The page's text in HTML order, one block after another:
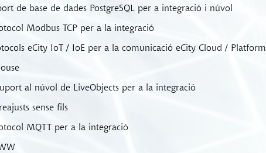
de base de dades PostgreSQL per a integració i núvol
Modbus TCP per a la integració
eCity IoT / IoE per a la comunicació eCity Cloud / Platform
al núvol de LiveObjects per a la integració
sense fils
MQTT per a la integració